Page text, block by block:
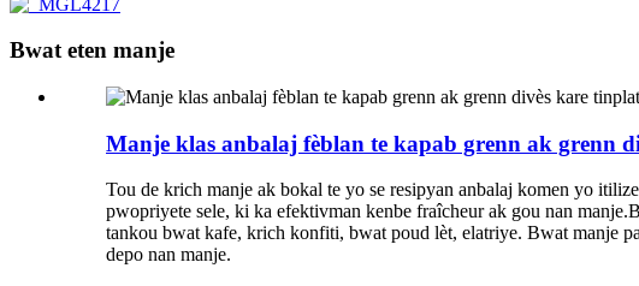
Bwat eten manje
Manje klas anbalaj fèblan te kapab grenn ak grenn
Tou de krich manje ak bokal te yo se resipyan anbalaj komen yo
pwopriyete sele, ki ka efektivman kenbe fraîcheur ak gou nan
tankou bwat kafe, krich konfiti, bwat poud lèt, elatriye. Bwat manje
depo nan manje.